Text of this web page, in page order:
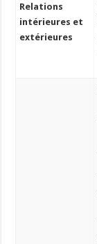
Relations
intérieures et
extérieures